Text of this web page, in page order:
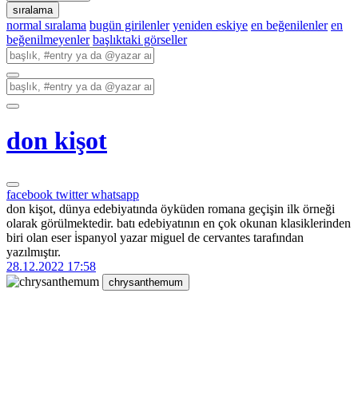
sıralama
normal sıralama bugün girilenler yeniden eskiye en beğenilenler en
beğenilmeyenler başlıktaki görseller
don kişot
facebook twitterwhatsapp
don kişot, dünya edebiyatında öyküden romana geçişin ilk örneği
olarak görülmektedir. batı edebiyatının en çok okunan klasiklerinden
biri olan eser i̇spanyol yazar miguel de cervantes tarafından
yazılmıştır.
28.12.2022 17:58
chrysanthemum